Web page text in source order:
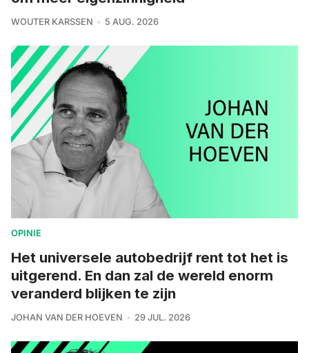
WOUTER KARSSEN 5 AUG. 2026
OPINIE
Het universele autobedrijf rent tot het is
uitgerend. En dan zal de wereld enorm
veranderd blijken te zijn
JOHAN VAN DER HOEVEN 29 JUL. 2026